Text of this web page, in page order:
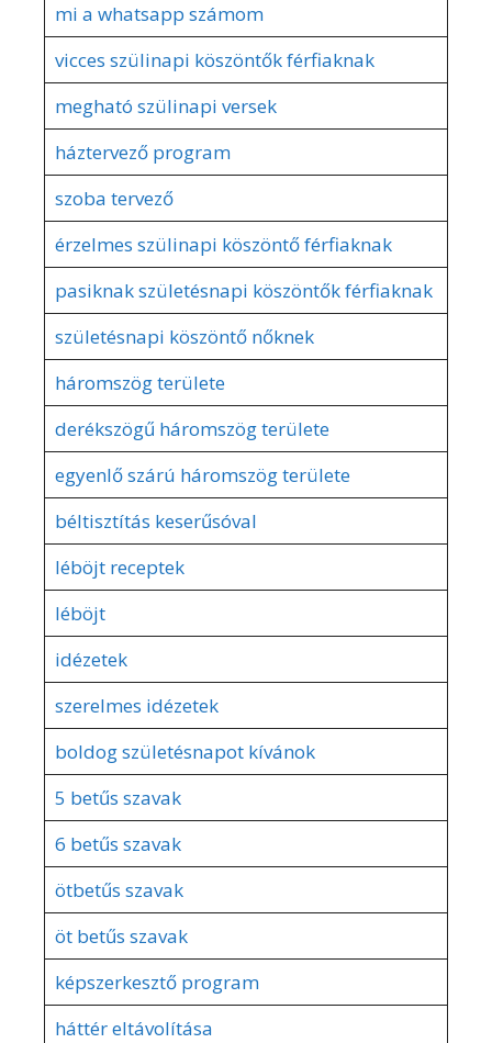
mi a whatsapp számom
vicces szülinapi köszöntők férfiaknak
megható szülinapi versek
háztervező program
szoba tervező
érzelmes szülinapi köszöntő férfiaknak
pasiknak születésnapi köszöntők férfiaknak
születésnapi köszöntő nőknek
háromszög területe
derékszögű háromszög területe
egyenlő szárú háromszög területe
béltisztítás keserűsóval
léböjt receptek
léböjt
idézetek
szerelmes idézetek
boldog születésnapot kívánok
5 betűs szavak
6 betűs szavak
ötbetűs szavak
öt betűs szavak
képszerkesztő program
háttér eltávolítása